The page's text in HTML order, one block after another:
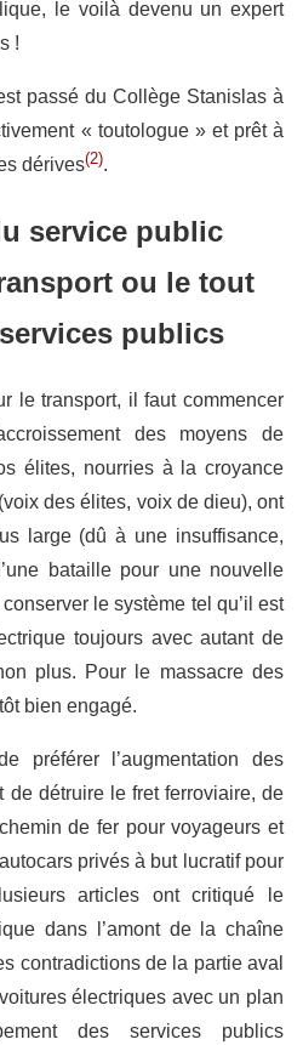
le voilà devenu un expert
!
passé du Collège Stanislas à
« toutologue » et prêt à
dérives(2).
service public
ou le tout
publics
le transport, il faut commencer
des moyens de
élites, nourries à la croyance
des élites, voix de dieu), ont
large (dû à une insuffisance,
bataille pour une nouvelle
le système tel qu’il est
toujours avec autant de
plus. Pour le massacre des
bien engagé.
préférer l’augmentation des
de détruire le fret ferroviaire, de
de fer pour voyageurs et
privés à but lucratif pour
articles ont critiqué le
dans l’amont de la chaîne
contradictions de la partie aval
électriques avec un plan
des services publics